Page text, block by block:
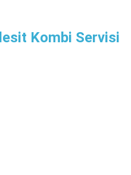
Kombi Servisi